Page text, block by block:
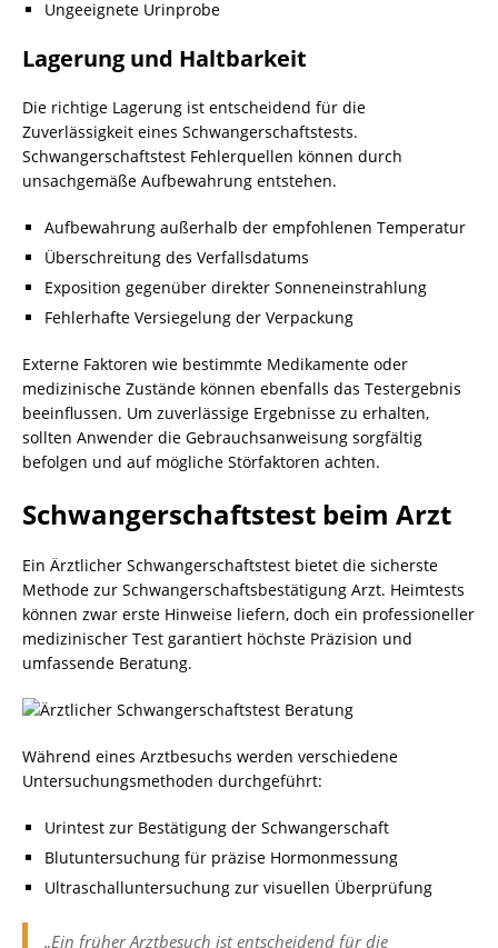
Ungeeignete Urinprobe
Lagerung und Haltbarkeit
Die richtige Lagerung ist entscheidend für die
Zuverlässigkeit eines Schwangerschaftstests.
Schwangerschaftstest Fehlerquellen können durch
unsachgemäße Aufbewahrung entstehen.
Aufbewahrung außerhalb der empfohlenen Temperatur
Überschreitung des Verfallsdatums
Exposition gegenüber direkter Sonneneinstrahlung
Fehlerhafte Versiegelung der Verpackung
Externe Faktoren wie bestimmte Medikamente oder
medizinische Zustände können ebenfalls das Testergebnis
beeinflussen. Um zuverlässige Ergebnisse zu erhalten,
sollten Anwender die Gebrauchsanweisung sorgfältig
befolgen und auf mögliche Störfaktoren achten.
Schwangerschaftstest beim Arzt
Ein Ärztlicher Schwangerschaftstest bietet die sicherste
Methode zur Schwangerschaftsbestätigung Arzt. Heimtests
können zwar erste Hinweise liefern, doch ein professioneller
medizinischer Test garantiert höchste Präzision und
umfassende Beratung.
Während eines Arztbesuchs werden verschiedene
Untersuchungsmethoden durchgeführt:
Urintest zur Bestätigung der Schwangerschaft
Blutuntersuchung für präzise Hormonmessung
Ultraschalluntersuchung zur visuellen Überprüfung
„Ein früher Arztbesuch ist entscheidend für die